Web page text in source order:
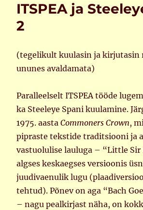
ITSPEA ja
2
(tegelikult kuulasin ja kirjutasin
ununes avaldamata)
Paralleelselt ITSPEA tööde
ka Steeleye Spani kuulamine.
1975. aastaCommoners Crown,
pipraste tekstide traditsiooni ja
vastuolulise lauluga – “Little Sir
algses keskaegses versioonis
juudivaenulik lugu
tehtud). Põnev on aga “Bach
– nagu pealkirjast näha, on